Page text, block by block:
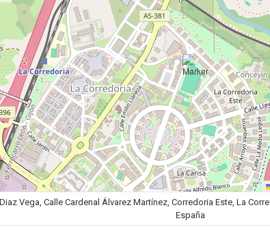
Vega, Calle Cardenal Álvarez Martínez, Corredoria Este, La
España